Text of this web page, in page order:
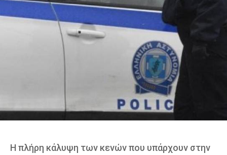
Η πλήρη κάλυψη των κενών που υπάρχουν στην